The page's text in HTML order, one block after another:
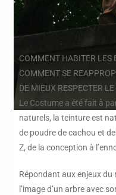
COMMENT HABITER LES
COMMENT SE
DE MIEUX RESPECTER
Le Costume a été fait à
naturels, la teinture est
de poudre de cachou et
Z, de la conception à
Répondant aux enjeux
l’image d’un arbre avec